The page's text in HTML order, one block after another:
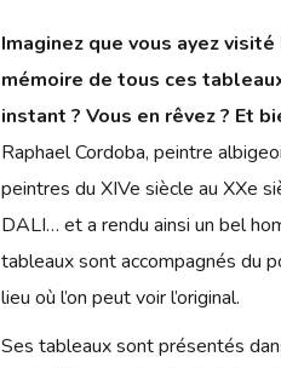
Imaginez que vous ayez
mémoire de tous ces
instant ? Vous en rêvez ? Et
Raphael Cordoba, peintre
peintres du XIVe siècle au XXe
DALI… et a rendu ainsi un bel
tableaux sont accompagnés du
lieu où l’on peut voir l’original.
Ses tableaux sont présentés